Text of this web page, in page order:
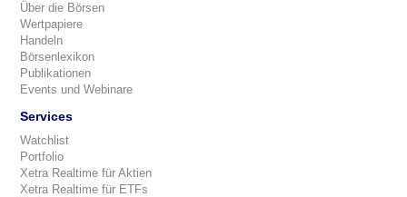
Über die Börsen
Wertpapiere
Handeln
Börsenlexikon
Publikationen
Events und Webinare
Services
Watchlist
Portfolio
Xetra Realtime für Aktien
Xetra Realtime für ETFs